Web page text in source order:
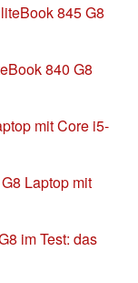
845 G8
840 G8
mit Core i5-
Laptop mit
im Test: das